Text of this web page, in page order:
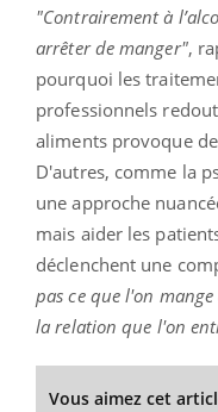
"Contrairement à
arrêter de manger",
pourquoi les
professionnels
aliments provoque
D'autres, comme la
une approche
mais aider les
déclenchent une
pas ce que l'on
la relation que l'on
Vous aimez cet